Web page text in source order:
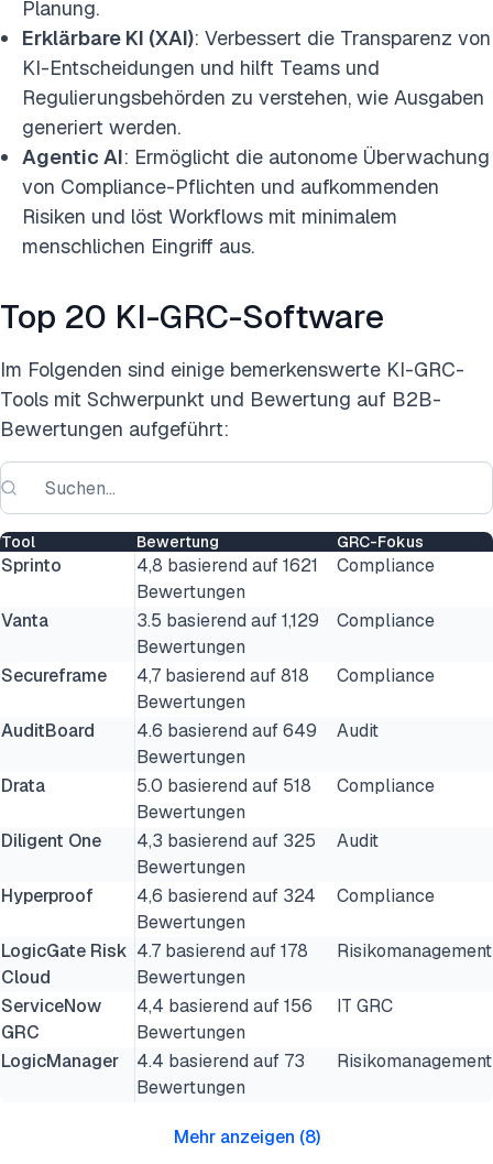
Planung.
Erklärbare KI (XAI): Verbessert die Transparenz von
KI-Entscheidungen und hilft Teams und
Regulierungsbehörden zu verstehen, wie Ausgaben
generiert werden.
Agentic AI: Ermöglicht die autonome Überwachung
von Compliance-Pflichten und aufkommenden
Risiken und löst Workflows mit minimalem
menschlichen Eingriff aus.
Top 20 KI-GRC-Software
Im Folgenden sind einige bemerkenswerte KI-GRC-
Tools mit Schwerpunkt und Bewertung auf B2B-
Bewertungen aufgeführt:
Tool Bewertung GRC-Fokus
Sprinto
4,8 basierend auf 1621
Bewertungen
Compliance
Vanta
3.5 basierend auf 1,129
Bewertungen
Compliance
Secureframe
4,7 basierend auf 818
Bewertungen
Compliance
AuditBoard
4.6 basierend auf 649
Bewertungen
Audit
Drata
5.0 basierend auf 518
Bewertungen
Compliance
Diligent One
4,3 basierend auf 325
Bewertungen
Audit
Hyperproof
4,6 basierend auf 324
Bewertungen
Compliance
LogicGate Risk
Cloud
4.7 basierend auf 178
Bewertungen
Risikomanagement
ServiceNow
GRC
4,4 basierend auf 156
Bewertungen
IT GRC
LogicManager
4.4 basierend auf 73
Bewertungen
Risikomanagement
Mehr anzeigen (8)